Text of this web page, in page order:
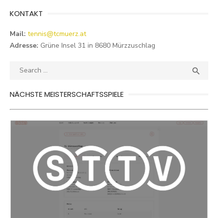
KONTAKT
Mail: tennis@tcmuerz.at
Adresse: Grüne Insel 31 in 8680 Mürzzuschlag
Search

NÄCHSTE MEISTERSCHAFTSSPIELE